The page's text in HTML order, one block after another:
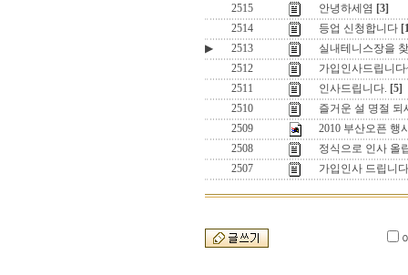
2515
안녕하세염 [3]
2514
등업 신청합니다
▶
2513
실내테니스장을
2512
가입인사드립니
2511
인사드립니다. [5]
2510
즐거운 설 명절
2509
2010 부산오픈 행
2508
정식으로 인사 올
2507
가입인사 드립니